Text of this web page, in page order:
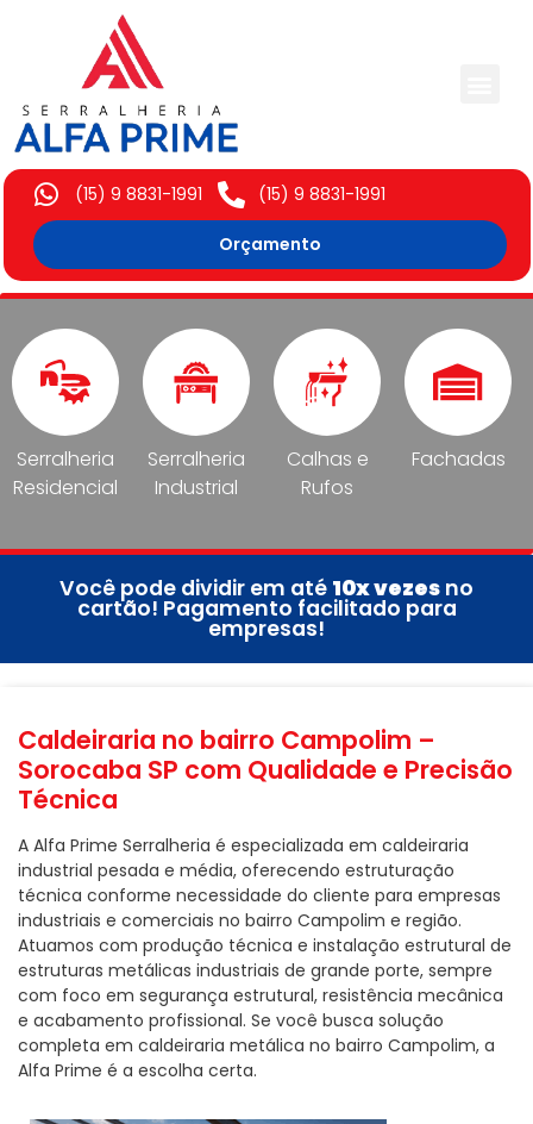
(15) 9 8831-1991 (15) 9 8831-1991
Orçamento
Serralheria
Residencial
Serralheria
Industrial
Calhas e
Rufos
Fachadas
Você pode dividir em até 10x vezes no
cartão! Pagamento facilitado para
empresas!
Caldeiraria no bairro Campolim –
Sorocaba SP com Qualidade e Precisão
Técnica
A Alfa Prime Serralheria é especializada em caldeiraria
industrial pesada e média, oferecendo estruturação
técnica conforme necessidade do cliente para empresas
industriais e comerciais no bairro Campolim e região.
Atuamos com produção técnica e instalação estrutural de
estruturas metálicas industriais de grande porte, sempre
com foco em segurança estrutural, resistência mecânica
e acabamento profissional. Se você busca solução
completa em caldeiraria metálica no bairro Campolim, a
Alfa Prime é a escolha certa.